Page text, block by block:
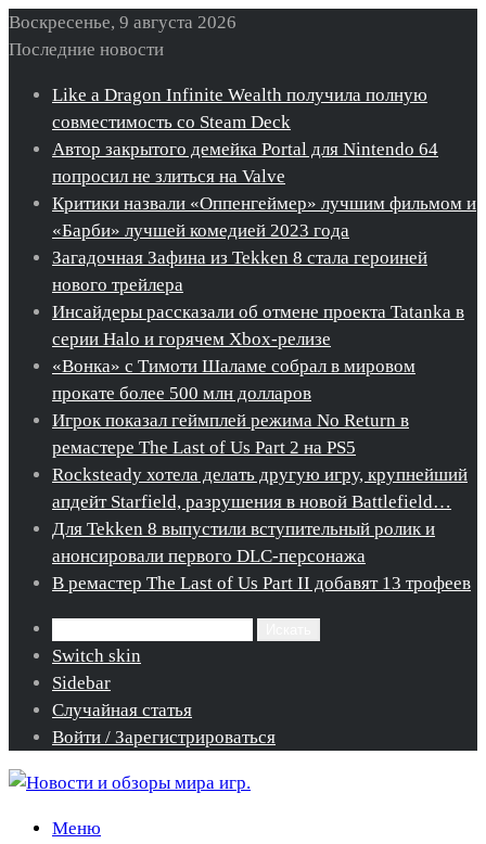
Воскресенье, 9 августа 2026
Последние новости
Like a Dragon Infinite Wealth получила полную
совместимость со Steam Deck
Автор закрытого демейка Portal для Nintendo 64
попросил не злиться на Valve
Критики назвали «Оппенгеймер» лучшим фильмом и
«Барби» лучшей комедией 2023 года
Загадочная Зафина из Tekken 8 стала героиней
нового трейлера
Инсайдеры рассказали об отмене проекта Tatanka в
серии Halo и горячем Xbox-релизе
«Вонка» с Тимоти Шаламе собрал в мировом
прокате более 500 млн долларов
Игрок показал геймплей режима No Return в
ремастере The Last of Us Part 2 на PS5
Rocksteady хотела делать другую игру, крупнейший
апдейт Starfield, разрушения в новой Battlefield…
Для Tekken 8 выпустили вступительный ролик и
анонсировали первого DLC-персонажа
В ремастер The Last of Us Part II добавят 13 трофеев
Switch skin
Sidebar
Случайная статья
Войти / Зарегистрироваться
Меню